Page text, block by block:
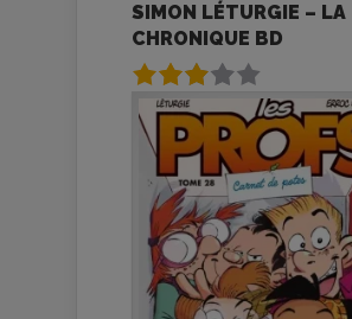
SIMON LÉTURGIE – LA
CHRONIQUE BD